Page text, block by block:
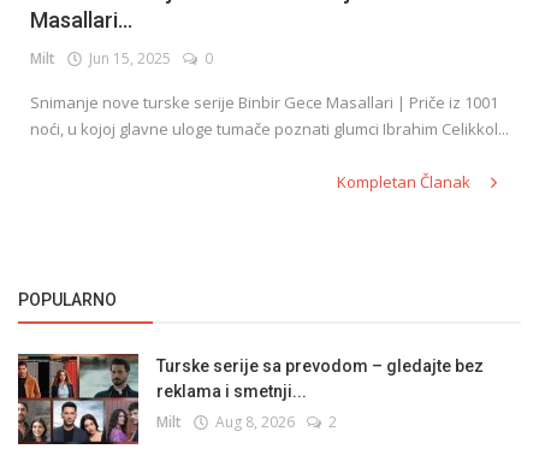
Masallari...
Milt Jun 15, 2025 0
Snimanje nove turske serije Binbir Gece Masallari | Priče iz 1001
noći, u kojoj glavne uloge tumače poznati glumci Ibrahim Celikkol...
Kompletan Članak
POPULARNO
Turske serije sa prevodom – gledajte bez
reklama i smetnji...
Milt Aug 8, 2026 2